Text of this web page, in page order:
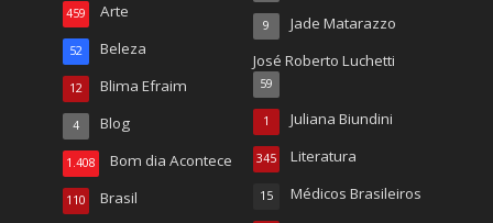
Arte
459
Beleza
52
Blima Efraim
12
Blog
4
Bom dia Acontece
1.408
Brasil
110
Jade Matarazzo
9
José Roberto Luchetti
59
Juliana Biundini
1
Literatura
345
Médicos Brasileiros
15